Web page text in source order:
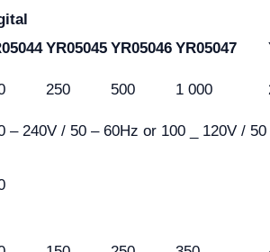
YR05045 YR05046 YR05047
250 500 1 000
– 240V / 50 – 60Hz or 100 _ 120V /